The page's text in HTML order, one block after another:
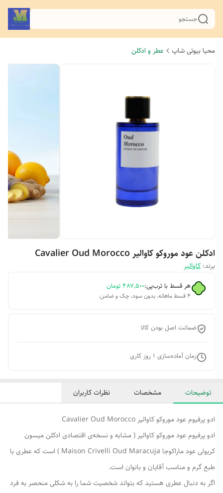
جستجو
محیا بیوتی شاپ عطر و ادکلن
ادکلن عود موروکو کاوالیر Cavalier Oud Morocco
برند: کاوالیر
هر قسط با ترب‌پی:۴۸۷٬۵۰۰ تومان
۴ قسط ماهانه. بدون سود، چک و ضامن.
ضمانت اصل بودن کالا
زمان آماده‌سازی 1 روز کاری
توضیحات مشخصات نظرات کاربران
ادو پرفیوم عود موروکو کاوالیر Cavalier Oud Morocco
ادو پرفیوم عود موروکو کاوالیر ( مشابه و نسخه‌ی اقتصادی ادکلن میسون
کریولی عود ماراکوجا Maison Crivelli Oud Maracuja ) است که عطری با
طبع گرم و مناسب آقایان و بانوان است.
اگر به دنبال عطری هستید که بتواند شخصیت شما را به شکلی منحصر به فرد